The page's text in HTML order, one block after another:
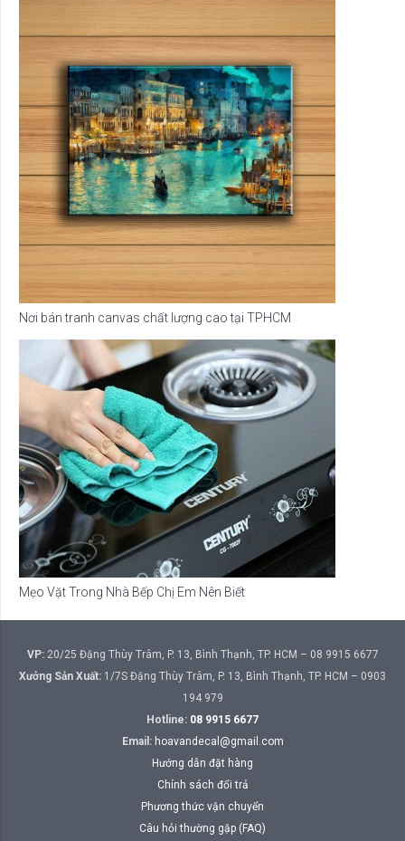
Nơi bán tranh canvas chất lượng cao tại TPHCM
Mẹo Vặt Trong Nhà Bếp Chị Em Nên Biết
VP:20/25 Đặng Thùy Trâm, P. 13, Bình Thạnh, TP. HCM – 08 9915 6677
Xưởng Sản Xuất: 1/7S Đặng Thùy Trâm, P. 13, Bình Thạnh, TP. HCM – 0903
194 979
Hotline: 08 9915 6677
Email: hoavandecal@gmail.com
Hướng dẫn đặt hàng
Chính sách đổi trả
Phương thức vận chuyển
Câu hỏi thường gặp (FAQ)